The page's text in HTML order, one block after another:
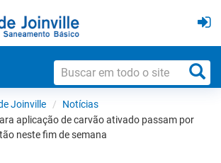
Joinville
Notícias
aplicação de carvão ativado passam por
neste fim de semana